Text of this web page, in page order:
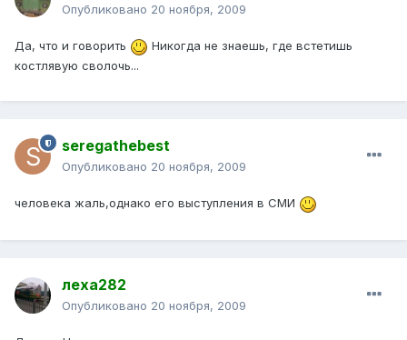
Опубликовано 20 ноября, 2009
Да, что и говорить
Никогда не знаешь, где встетишь
костлявую сволочь...
seregathebest
Опубликовано 20 ноября, 2009
человека жаль,однако его выступления в СМИ
леха282
Опубликовано 20 ноября, 2009